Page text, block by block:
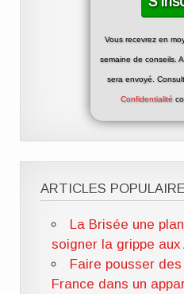
Vous recevrez en
semaine de conseils.
sera envoyé.
Confidentialité
ARTICLES
La Brisée une
soigner la grippe aux
Faire pousser
France dans un